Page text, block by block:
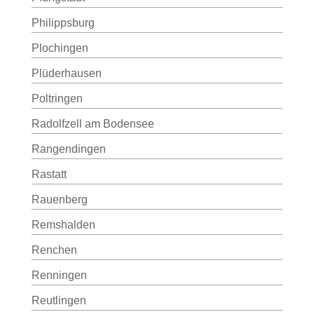
Philippsburg
Plochingen
Plüderhausen
Poltringen
Radolfzell am Bodensee
Rangendingen
Rastatt
Rauenberg
Remshalden
Renchen
Renningen
Reutlingen